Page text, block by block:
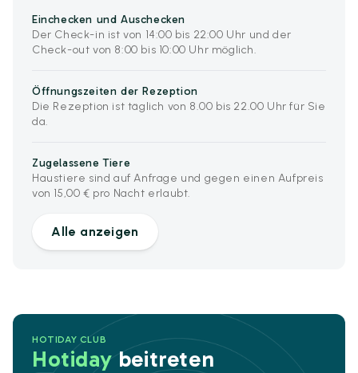
Einchecken und Auschecken
Der Check-in ist von 14:00 bis 22:00 Uhr und der
Check-out von 8:00 bis 10:00 Uhr möglich.
Öffnungszeiten der Rezeption
Die Rezeption ist täglich von 8.00 bis 22.00 Uhr für Sie
da.
Zugelassene Tiere
Haustiere sind auf Anfrage und gegen einen Aufpreis
von 15,00 € pro Nacht erlaubt.
Alle anzeigen
HOTIDAY CLUB
Hotidaybeitreten